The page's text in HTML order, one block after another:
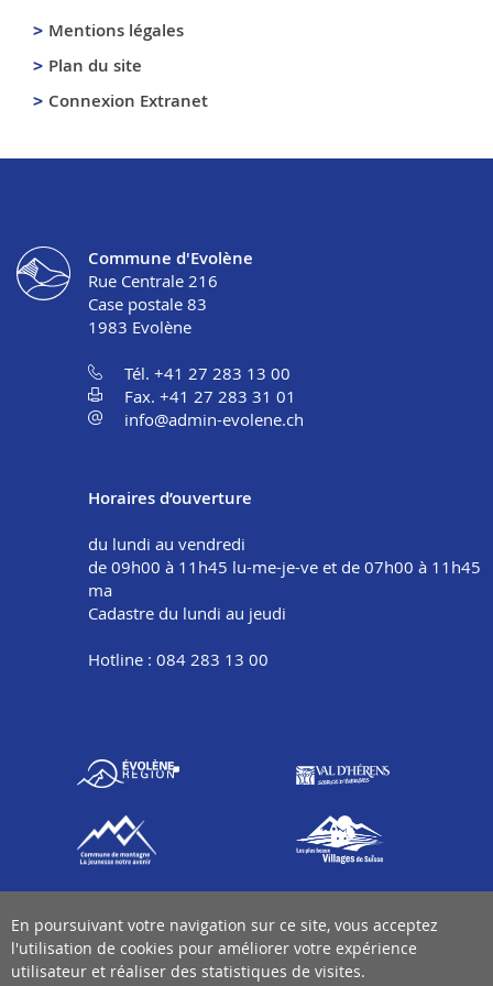
Mentions légales
Plan du site
Connexion Extranet
Commune d'Evolène
Rue Centrale 216
Case postale 83
1983 Evolène
Tél. +41 27 283 13 00
Fax. +41 27 283 31 01
info@admin-evolene.ch
Horaires d’ouverture
du lundi au vendredi
de 09h00 à 11h45 lu-me-je-ve et de 07h00 à 11h45
ma
Cadastre du lundi au jeudi
Hotline : 084 283 13 00
En poursuivant votre navigation sur ce site, vous acceptez
l'utilisation de cookies pour améliorer votre expérience
utilisateur et réaliser des statistiques de visites.